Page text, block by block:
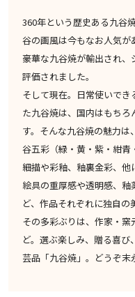
360年という歴史ある九谷
谷の画風は今もなお人気
豪華な九谷焼が輸出され、
評価されました。
そして現在。日常使いで
た九谷焼は、国内はもちろ
す。そんな九谷焼の魅力は
谷五彩（緑・黄・紫・紺
細描や彩釉、釉裏金彩、他
絵具の重厚感や透明感、
ど、作品それぞれに独自の
その多彩ぶりは、作家・
ど。選ぶ楽しみ、贈る喜
芸品「九谷焼」。どうぞ末